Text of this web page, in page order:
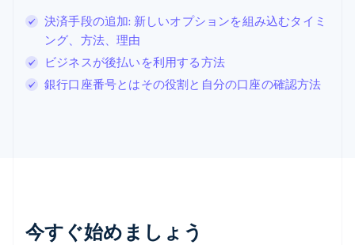
決済手段の追加: 新しいオプションを組み込むタイミ
ング、方法、理由
ビジネスが後払いを利用する方法
銀行口座番号とはその役割と自分の口座の確認方法
今すぐ始めましょう
スイス
DeutschFrançaisItaliano English
スウェーデン
SvenskaEnglish
スペイン
EspañolEnglish
デンマーク